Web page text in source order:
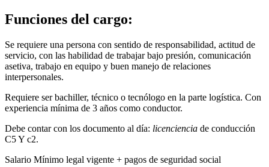
Funciones del cargo:
Se requiere una persona con sentido de responsabilidad, actitud de
servicio, con las habilidad de trabajar bajo presión, comunicación
asetiva, trabajo en equipo y buen manejo de relaciones
interpersonales.
Requiere ser bachiller, técnico o tecnólogo en la parte logística. Con
experiencia mínima de 3 años como conductor.
Debe contar con los documento al día: licenciencia de conducción
C5 Y c2.
Salario Mínimo legal vigente + pagos de seguridad social